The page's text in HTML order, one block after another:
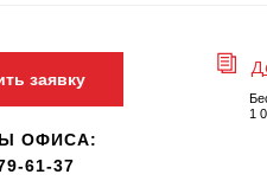
заявку
ОФИСА:
61-37
1